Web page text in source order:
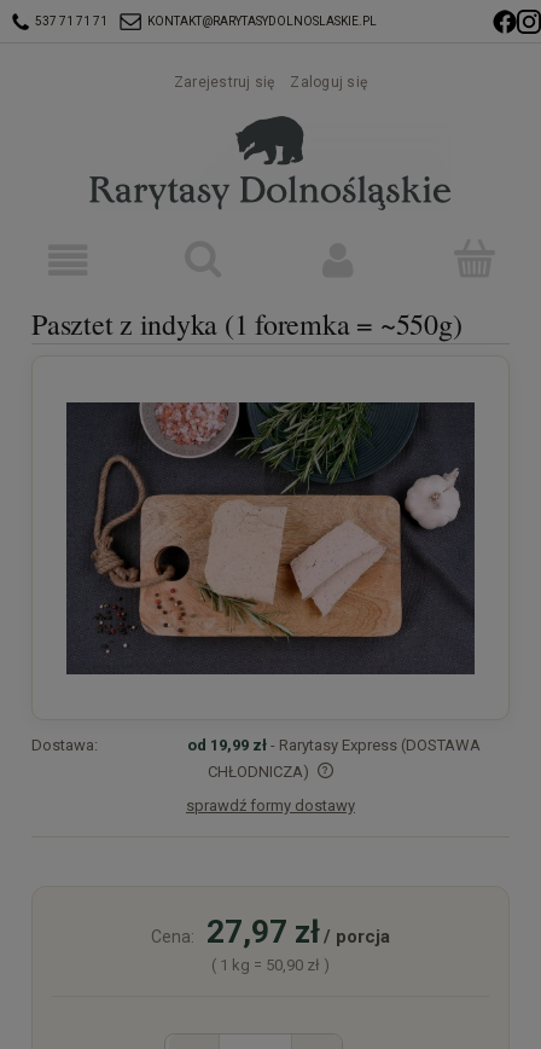
537 71 71 71 KONTAKT@RARYTASYDOLNOSLASKIE.PL
Zarejestruj się Zaloguj się
Pasztet z indyka (1 foremka = ~550g)
Dostawa: od 19,99 zł - Rarytasy Express (DOSTAWA
CHŁODNICZA)
Cena nie zawiera ewentualnych kosztów płatności
sprawdź formy dostawy
Cena: 27,97 zł/ porcja
( 1 kg = 50,90 zł )